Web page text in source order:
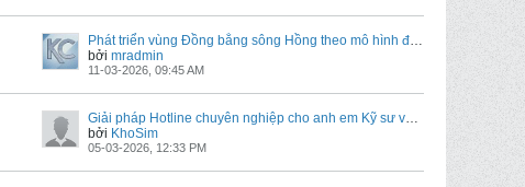
Phát triển vùng Đồng bằng sông Hồng theo mô hình đa trung tâm
bởi mradmin
11-03-2026, 09:45 AM
Giải pháp Hotline chuyên nghiệp cho anh em Kỹ sư và Đơn vị thầu xây dựng
bởi KhoSim
05-03-2026, 12:33 PM